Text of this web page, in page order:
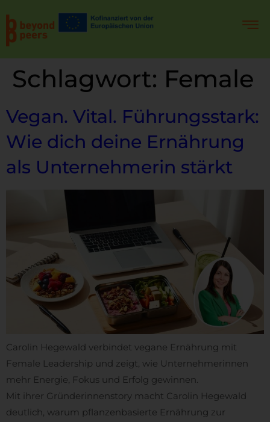
Schlagwort: Female
Vegan. Vital. Führungsstark:
Wie dich deine Ernährung
als Unternehmerin stärkt
Carolin Hegewald verbindet vegane Ernährung mit
Female Leadership und zeigt, wie Unternehmerinnen
mehr Energie, Fokus und Erfolg gewinnen.
Mit ihrer Gründerinnenstory macht Carolin Hegewald
deutlich, warum pflanzenbasierte Ernährung zur